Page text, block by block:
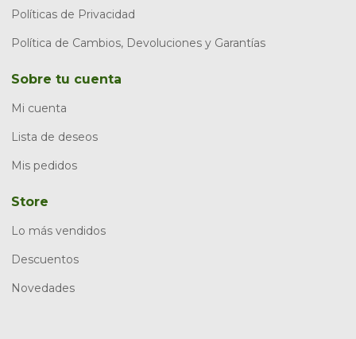
Políticas de Privacidad
Política de Cambios, Devoluciones y Garantías
Sobre tu cuenta
Mi cuenta
Lista de deseos
Mis pedidos
Store
Lo más vendidos
Descuentos
Novedades